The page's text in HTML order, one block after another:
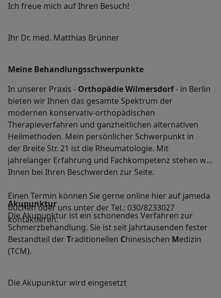
Ich freue mich auf Ihren Besuch!
Ihr Dr. med. Matthias Brünner
Meine Behandlungs­schwerpunkte
In unserer Praxis - Orthopädie Wilmersdorf- in Berlin
bieten wir Ihnen das gesamte Spektrum der
modernen konservativ-orthopädischen
Therapieverfahren und ganzheitlichen alternativen
Heilmethoden. Mein persönlicher Schwerpunkt in
der Breite Str. 21 ist die Rheumatologie. Mit
jahrelanger Erfahrung und Fachkompetenz stehen wir
Ihnen bei Ihren Beschwerden zur Seite.
Einen Termin können Sie gerne online hier auf jameda
buchen oder uns unter der Tel.: 030/8233027
kontaktieren.
Akupunktur
Die Akupunktur ist ein schonendes Verfahren zur
Schmerzbehandlung. Sie ist seit Jahrtausenden fester
Bestandteil derTraditionellen Chinesischen Medizin
(TCM).
Die Akupunktur wird eingesetzt